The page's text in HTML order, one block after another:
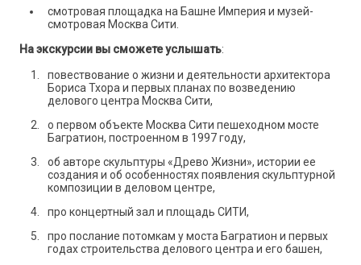
смотровая площадка на Башне Империя и музей-
смотровая Москва Сити.
На экскурсии вы сможете услышать:
повествование о жизни и деятельности архитектора
Бориса Тхора и первых планах по возведению
делового центра Москва Сити,
о первом объекте Москва Сити пешеходном мосте
Багратион, построенном в 1997 году,
об авторе скульптуры «Древо Жизни», истории ее
создания и об особенностях появления скульптурной
композиции в деловом центре,
про концертный зал и площадь СИТИ,
про послание потомкам у моста Багратион и первых
годах строительства делового центра и его башен,